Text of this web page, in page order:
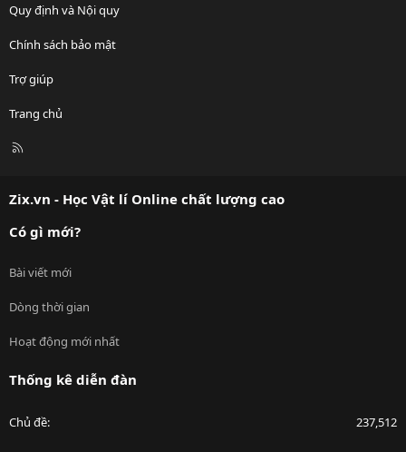
Quy định và Nội quy
Chính sách bảo mật
Trợ giúp
Trang chủ
R
Zix.vn - Học Vật lí Online chất lượng cao
Có gì mới?
Bài viết mới
Dòng thời gian
Hoạt động mới nhất
Thống kê diễn đàn
Chủ đề 237,512